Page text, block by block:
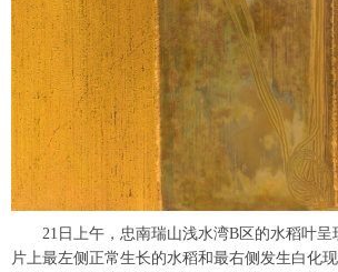
21日上午，忠南瑞山浅水湾B区的水稻叶呈
片上最左侧正常生长的水稻和最右侧发生白化